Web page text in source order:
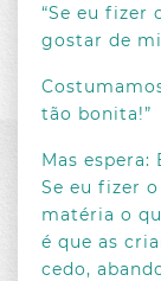
“Se eu fizer
gostar de
tão bonita!”
Mas espera:
Se eu fizer
matéria o
é que as
cedo,